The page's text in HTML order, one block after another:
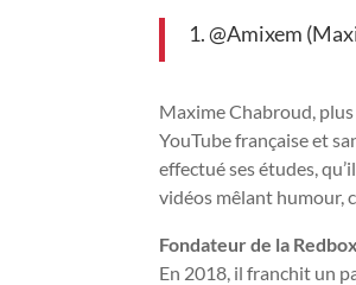
1. @Amixem
Maxime Chabroud, plus
YouTube française et
effectué ses études,
vidéos mêlant humour,
Fondateur de la Redbox
En 2018, il franchit un